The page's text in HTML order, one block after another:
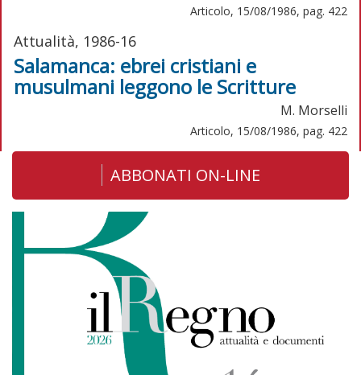
Articolo, 15/08/1986, pag. 422
Attualità, 1986-16
Salamanca: ebrei cristiani e
musulmani leggono le Scritture
M. Morselli
Articolo, 15/08/1986, pag. 422
ABBONATI ON-LINE